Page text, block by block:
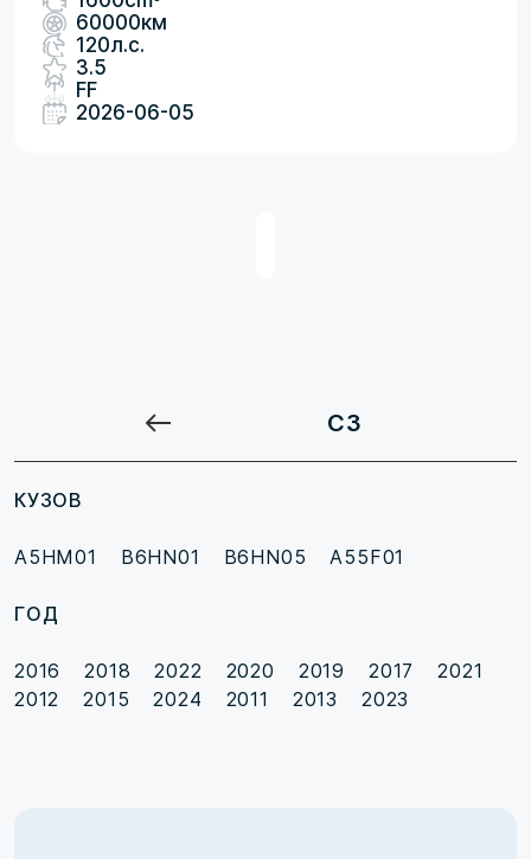
60000км
120л.с.
3.5
FF
2026-06-05
C3
КУЗОВ
A5HM01 B6HN01 B6HN05 A55F01
ГОД
2016 2018 2022 2020 2019 2017
2021
2012
2015 2024 2011 2013 2023